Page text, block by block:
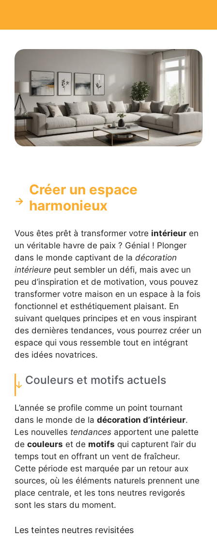
Créer un espace
harmonieux
Vous êtes prêt à transformer votre intérieur en
un véritable havre de paix ? Génial ! Plonger
dans le monde captivant de la décoration
intérieure peut sembler un défi, mais avec un
peu d’inspiration et de motivation, vous pouvez
transformer votre maison en un espace à la fois
fonctionnel et esthétiquement plaisant. En
suivant quelques principes et en vous inspirant
des dernières tendances, vous pourrez créer un
espace qui vous ressemble tout en intégrant
des idées novatrices.
Couleurs et motifs actuels
L’année se profile comme un point tournant
dans le monde de la décoration d’intérieur.
Les nouvelles tendances apportent une palette
de couleurs et de motifs qui capturent l’air du
temps tout en offrant un vent de fraîcheur.
Cette période est marquée par un retour aux
sources, où les éléments naturels prennent une
place centrale, et les tons neutres revigorés
sont les stars du moment.
Les teintes neutres revisitées